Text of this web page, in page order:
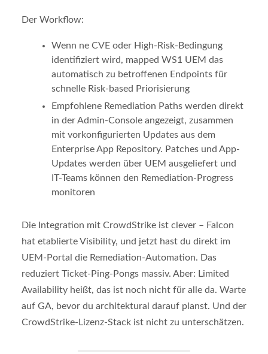
Der Workflow:
Wenn ne CVE oder High-Risk-Bedingung
identifiziert wird, mapped WS1 UEM das
automatisch zu betroffenen Endpoints für
schnelle Risk-based Priorisierung
Empfohlene Remediation Paths werden direkt
in der Admin-Console angezeigt, zusammen
mit vorkonfigurierten Updates aus dem
Enterprise App Repository. Patches und App-
Updates werden über UEM ausgeliefert und
IT-Teams können den Remediation-Progress
monitoren
Die Integration mit CrowdStrike ist clever – Falcon
hat etablierte Visibility, und jetzt hast du direkt im
UEM-Portal die Remediation-Automation. Das
reduziert Ticket-Ping-Pongs massiv. Aber: Limited
Availability heißt, das ist noch nicht für alle da. Warte
auf GA, bevor du architektural darauf planst. Und der
CrowdStrike-Lizenz-Stack ist nicht zu unterschätzen.